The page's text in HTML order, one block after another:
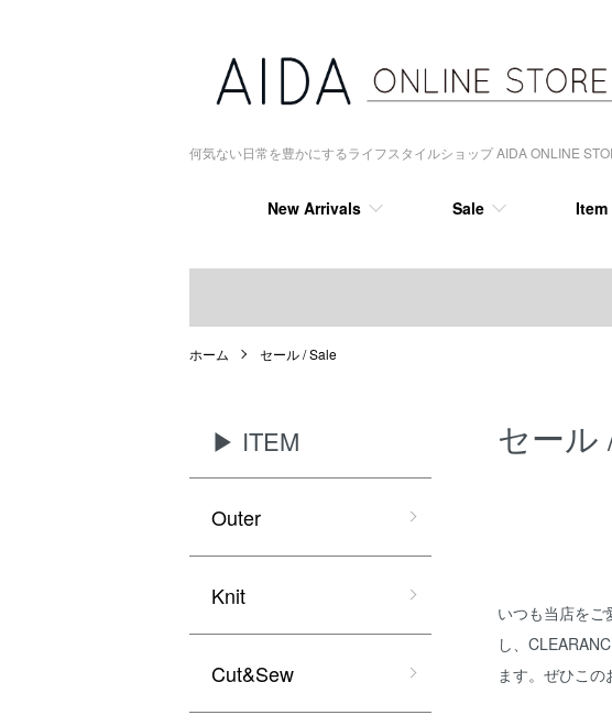
何気ない日常を豊かにするライフスタイルショップ AIDA ONLINE
New Arrivals Sale Item
ホーム セール / Sale
セール
いつも当店をご
し、
ます。ぜひこ
▶ ITEM
Outer
Knit
Cut&Sew